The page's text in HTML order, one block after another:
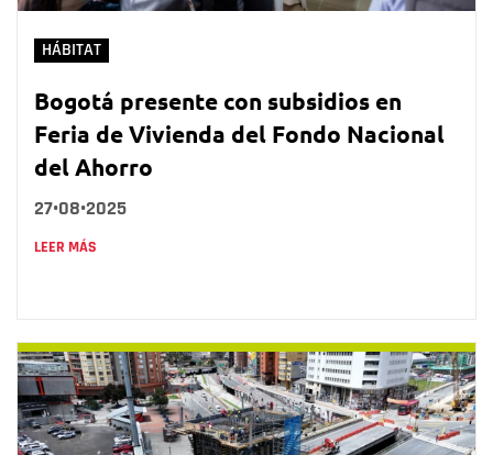
HÁBITAT
Bogotá presente con subsidios en
Feria de Vivienda del Fondo Nacional
del Ahorro
27•08•2025
LEER MÁS